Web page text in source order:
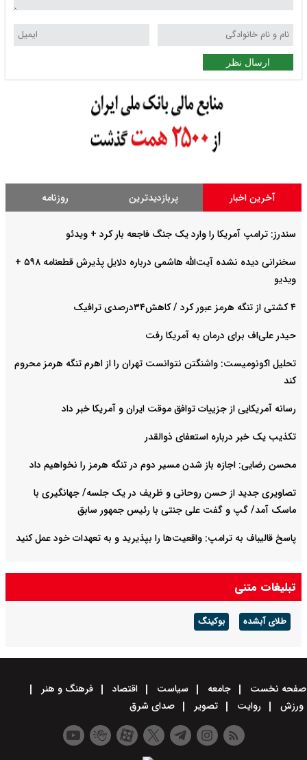
ارسال نظر
آخرین اخبار پربازدیدترین روزنامه
سندرز: ترامپ آمریکا را وارد یک جنگ فاجعه بار کرد + ویدئو
سخنرانی دیده نشده آیت‌الله هاشمی درباره دلایل پذیرش قطعنامه ۵۹۸ +
ویدیو
۴ کشتی از تنگه هرمز عبور کرد / کاهش۳۴درصدی ترافیک
حیدر علی‌اف برای درمان به آمریکا رفت
تحلیل اکونومیست: واشنگتن نتوانست تهران را از اهرم تنگه هرمز محروم
کند
رسانه آمریکایی از جزییات توافق موقت ایران و آمریکا خبر داد
تکذیب یک خبر درباره استعفای ذوالقدر
محسن رضایی: اجازه باز شدن مسیر دوم در تنگه هرمز را نخواهیم داد
تصاویری جدید از حسن روحانی و ظریف در یک جلسه/ جهانگیری با
ماسک آمد/ گپ و گفت علی جنتی با رئیس جمهور سابق
پاسخ قالیباف به ترامپ: واقعیت‌ها را بپذیرید و به تعهدات خود عمل کنید
تبلیغات متنی
طلای آبشده بوکینگ
صفحه نخست جامعه سیاست اقتصاد
فرهنگ و هنر
ورزش
روایت تصویر صدای شرق